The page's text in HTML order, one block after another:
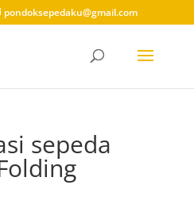
pondoksepedaku@gmail.com
sepeda